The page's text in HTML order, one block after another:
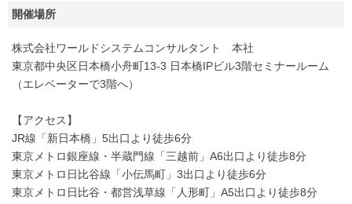
開催場所
株式会社ワールドシステムコンサルタント 本社
東京都中央区日本橋小舟町13-3 日本橋IPビル3階セミナールーム
（エレベーターで3階へ）
【アクセス】
JR線「新日本橋」5出口より徒歩6分
東京メトロ銀座線・半蔵門線「三越前」A6出口より徒歩8分
東京メトロ日比谷線「小伝馬町」3出口より徒歩6分
東京メトロ日比谷・都営浅草線「人形町」A5出口より徒歩8分